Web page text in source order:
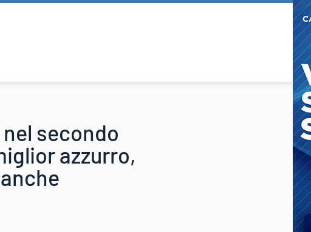
secondo
azzurro,